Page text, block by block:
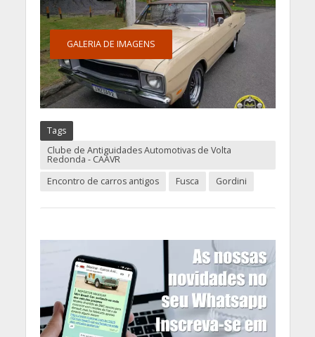
GALERIA DE IMAGENS
Tags
Clube de Antiguidades Automotivas de Volta
Redonda - CAAVR
Encontro de carros antigos
Fusca Gordini